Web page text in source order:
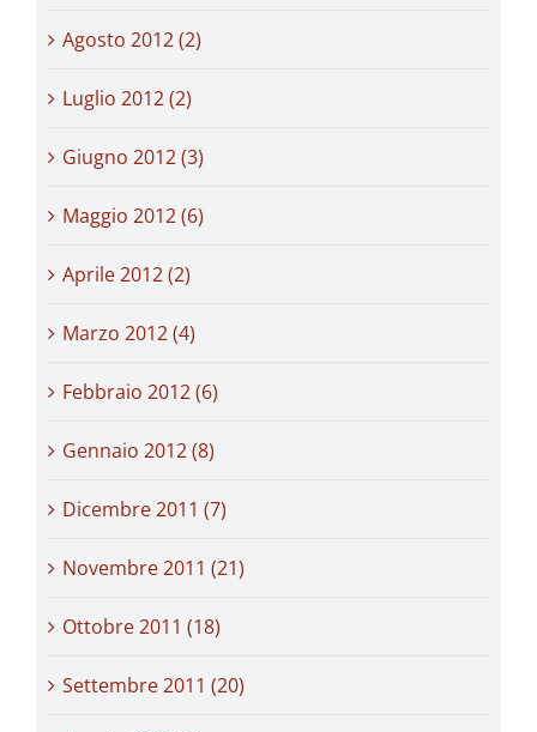
Agosto 2012 (2)
Luglio 2012 (2)
Giugno 2012 (3)
Maggio 2012 (6)
Aprile 2012 (2)
Marzo 2012 (4)
Febbraio 2012 (6)
Gennaio 2012 (8)
Dicembre 2011 (7)
Novembre 2011 (21)
Ottobre 2011 (18)
Settembre 2011 (20)